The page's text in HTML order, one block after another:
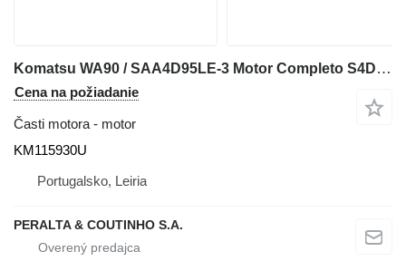
Komatsu WA90 / SAA4D95LE-3 Motor Completo S4D95LE-3 KM115930U na kolesového nakladača Komatsu WA90
Cena na požiadanie
Časti motora - motor
KM115930U
Portugalsko, Leiria
PERALTA & COUTINHO S.A.